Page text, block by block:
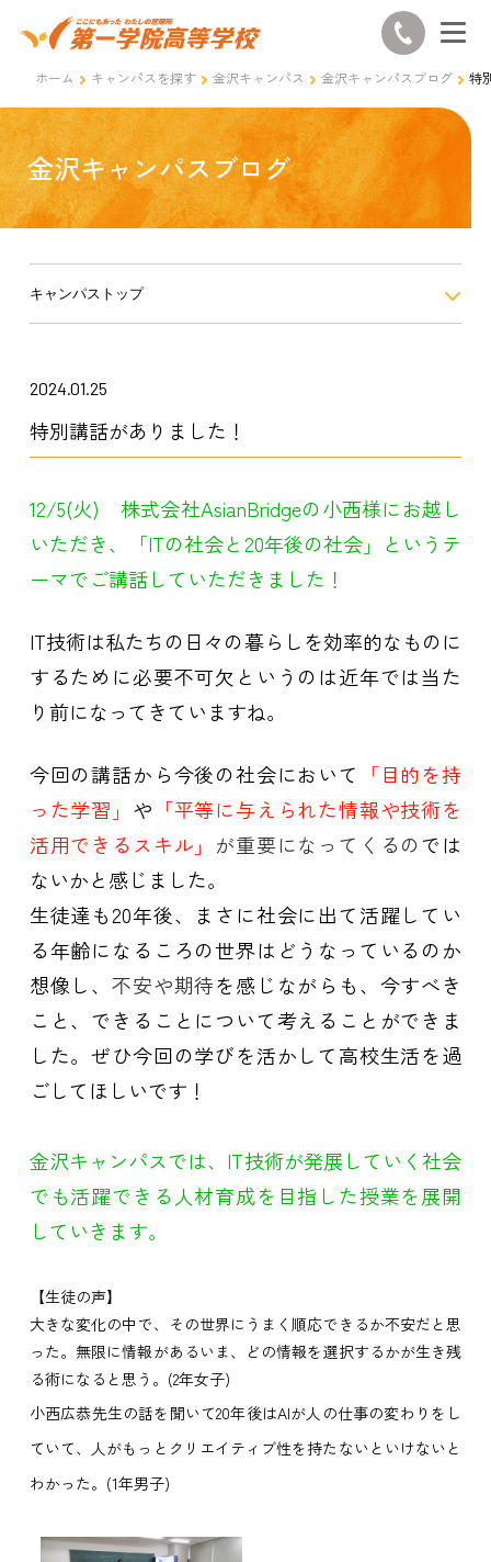
ホーム キャンパスを探す 金沢キャンパス 金沢キャンパスブログ 特
金沢キャンパスブログ
キャンパストップ
2024.01.25
特別講話がありました！
12/5(火) 株式会社AsianBridgeの小西様にお越し
いただき、「ITの社会と20年後の社会」というテ
ーマでご講話していただきました！
IT技術は私たちの日々の暮らしを効率的なものに
するために必要不可欠というのは近年では当た
り前になってきていますね。
今回の講話から今後の社会において
「目的を持
った学習」 や 「平等に与えられた情報や技術を
活用できるスキル」 が重要になってくるのでは
ないかと感じました。
生徒達も20年後、まさに社会に出て活躍してい
る年齢になるころの世界はどうなっているのか
想像し、不安や期待を感じながらも、今すべき
こと、できることについて考えることができま
した。ぜひ今回の学びを活かして高校生活を過
ごしてほしいです！
金沢キャンパスでは、IT技術が発展していく社会
でも活躍できる人材育成を目指した授業を展開
していきます。
【生徒の声】
大きな変化の中で、その世界にうまく順応できるか不安だと思
った。無限に情報があるいま、どの情報を選択するかが生き残
る術になると思う。(2年女子)
小西広恭先生の話を聞いて20年後はAIが人の仕事の変わりをし
ていて、人がもっとクリエイティブ性を持たないといけないと
わかった。(1年男子)